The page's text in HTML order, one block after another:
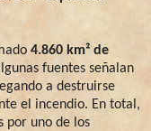
4.860 km² de
fuentes señalan
a destruirse
el incendio. En total,
por uno de los